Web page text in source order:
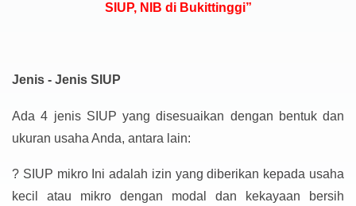
SIUP, NIB di Bukittinggi”
Jenis - Jenis SIUP
Ada 4 jenis SIUP yang disesuaikan dengan bentuk dan
ukuran usaha Anda, antara lain:
? SIUP mikro Ini adalah izin yang diberikan kepada usaha
kecil atau mikro dengan modal dan kekayaan bersih